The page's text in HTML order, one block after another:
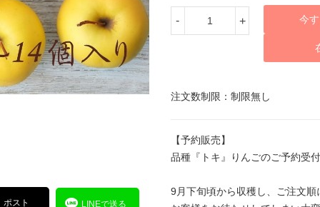
ポスト LINEで送る
- + 今
注文数制限：制限無し
【予約販売】
品種『トキ』りんごのご予約受
9月下旬頃から収穫し、ご注文順